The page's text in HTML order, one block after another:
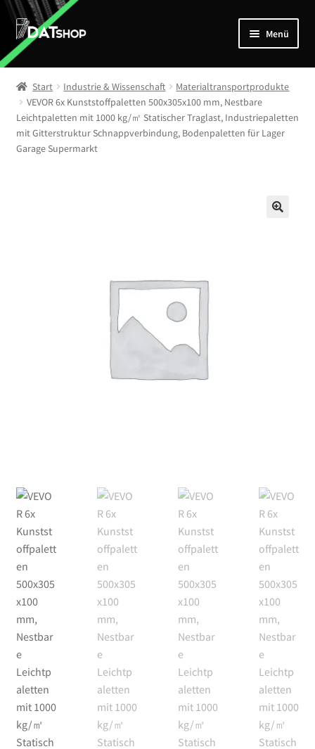
Zur
Navigation
springen
Zum
Inhalt
springen
Menü
Home
Shop
öffnen
Mein Account
Start Industrie & Wissenschaft
Materialtransportprodukte
VEVOR 6x Kunststoffpaletten 500x305x100 mm, Nestbare
Leichtpaletten mit 1000 kg/㎡ Statischer Traglast, Industriepaletten
mit Gitterstruktur Schnappverbindung, Bodenpaletten für Lager
Garage Supermarkt